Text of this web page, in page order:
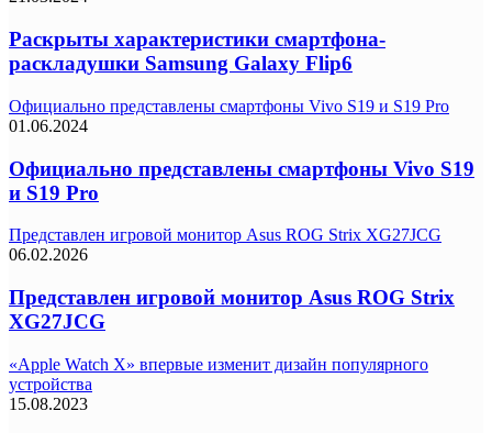
Раскрыты характеристики смартфона-
раскладушки Samsung Galaxy Flip6
Официально представлены смартфоны Vivo S19 и S19 Pro
01.06.2024
Официально представлены смартфоны Vivo S19
и S19 Pro
Представлен игровой монитор Asus ROG Strix XG27JCG
06.02.2026
Представлен игровой монитор Asus ROG Strix
XG27JCG
«Apple Watch X» впервые изменит дизайн популярного
устройства
15.08.2023